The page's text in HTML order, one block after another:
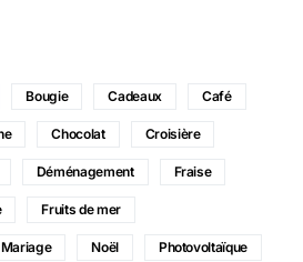
Bougie Cadeaux Café
Chocolat Croisière
Déménagement Fraise
Fruits de mer
Mariage Noël Photovoltaïque